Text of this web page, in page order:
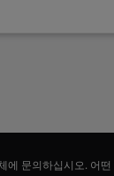
문의하십시오. 어